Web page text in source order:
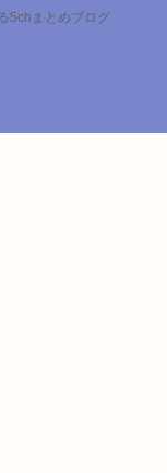
5chまとめブログ